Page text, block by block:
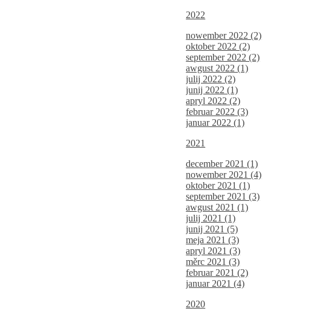
2022
nowember 2022 (2)
oktober 2022 (2)
september 2022 (2)
awgust 2022 (1)
julij 2022 (2)
junij 2022 (1)
apryl 2022 (2)
februar 2022 (3)
januar 2022 (1)
2021
december 2021 (1)
nowember 2021 (4)
oktober 2021 (1)
september 2021 (3)
awgust 2021 (1)
julij 2021 (1)
junij 2021 (5)
meja 2021 (3)
apryl 2021 (3)
měrc 2021 (3)
februar 2021 (2)
januar 2021 (4)
2020